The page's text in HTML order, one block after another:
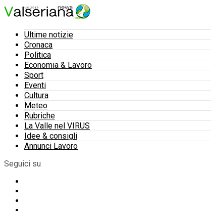
Ultime notizie
Cronaca
Politica
Economia & Lavoro
Sport
Eventi
Cultura
Meteo
Rubriche
La Valle nel VIRUS
Idee & consigli
Annunci Lavoro
Seguici su